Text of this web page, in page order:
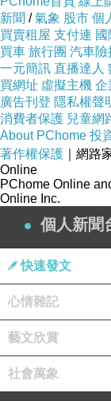
新聞 /氣象 股市 個
買賣租屋 支付連 國
買車 旅行團 汽車險
一元簡訊 直播達人
買網址 虛擬主機 企
廣告刊登 隱私權聲
消費者保護 兒童網
About PChome 投
著作權保護 ｜網路
Online
PChome Online
Online Inc.
個人新聞
快速發文
心情雜記
藝文欣賞
社會萬象